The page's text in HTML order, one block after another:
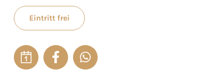
Eintritt frei